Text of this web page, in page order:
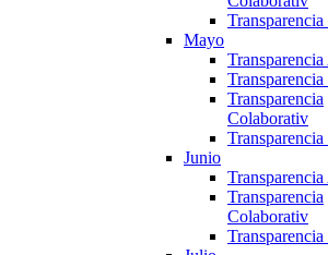
Mayo
Transparencia
Transparencia
Colaborativ
Junio
Transparencia
Colaborativ